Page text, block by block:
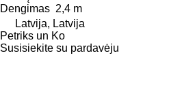
Dengimas 2,4 m
Latvija, Latvija
Petriks un Ko
Susisiekite su pardavėju